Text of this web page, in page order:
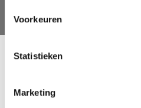
Voorkeuren
Statistieken
Marketing
Oh'Green
Follow us on social media